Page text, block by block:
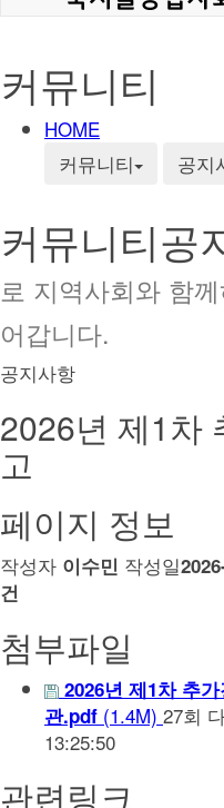
커뮤니티
HOME
커뮤니티
공지
커뮤니티공
로 지역사회와 함
어갑니다.
공지사항
2026년 제1차
고
페이지 정보
작성자 이수민 작성일
건
첨부파일
2026년 제1차 추
관.pdf (1.4M) 27회
13:25:50
관련링크